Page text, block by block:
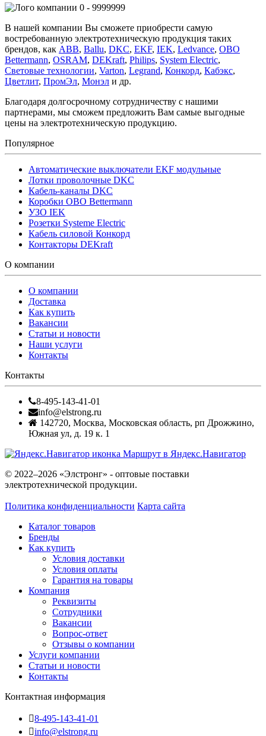
0 - 9999999
В нашей компании Вы сможете приобрести самую
востребованную электротехническую продукция таких
брендов, как ABB, Ballu, DKC, EKF, IEK, Ledvance, OBO
Bettermann, OSRAM, DEKraft, Philips, System Electric,
Световые технологии, Varton, Legrand, Конкорд, Кабэкс,
Цветлит, ПромЭл, Монэл и др.
Благодаря долгосрочному сотрудничеству с нашими
партнерами, мы сможем предложить Вам самые выгодные
цены на электротехническую продукцию.
Популярное
Автоматические выключатели EKF модульные
Лотки проволочные DKC
Кабель-каналы DKC
Коробки OBO Bettermann
УЗО IEK
Розетки Systeme Electric
Кабель силовой Конкорд
Контакторы DEKraft
О компании
О компании
Доставка
Как купить
Вакансии
Статьи и новости
Наши услуги
Контакты
Контакты
8-495-143-41-01
info@elstrong.ru
142720, Москва, Московская область, рп Дрожжино,
Южная ул, д. 19 к. 1
Маршрут в Яндекс.Навигатор
© 2022–2026 «Элстронг» - оптовые поставки
электротехнической продукции.
Политика конфиденциальности Карта сайта
Каталог товаров
Бренды
Как купить
Условия доставки
Условия оплаты
Гарантия на товары
Компания
Реквизиты
Сотрудники
Вакансии
Вопрос-ответ
Отзывы о компании
Услуги компании
Статьи и новости
Контакты
Контактная информация
8-495-143-41-01
info@elstrong.ru